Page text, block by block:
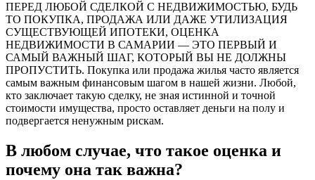
ПЕРЕД ЛЮБОЙ СДЕЛКОЙ С НЕДВИЖИМОСТЬЮ, БУДЬ
ТО ПОКУПКА, ПРОДАЖА ИЛИ ДАЖЕ УТИЛИЗАЦИЯ
СУЩЕСТВУЮЩЕЙ ИПОТЕКИ, ОЦЕНКА
НЕДВИЖИМОСТИ В САМАРИИ — ЭТО ПЕРВЫЙ И
САМЫЙ ВАЖНЫЙ ШАГ, КОТОРЫЙ ВЫ НЕ ДОЛЖНЫ
ПРОПУСТИТЬ. Покупка или продажа жилья часто является
самым важным финансовым шагом в нашей жизни. Любой,
кто заключает такую сделку, не зная истинной и точной
стоимости имущества, просто оставляет деньги на полу и
подвергается ненужным рискам.
В любом случае, что такое оценка и
почему она так важна?